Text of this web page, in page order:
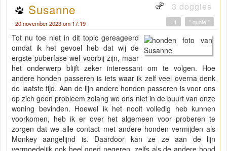
Susanne 3 doggies
20 november 2023 om 17:19 " quote "
+1
Tot nu toe niet in dit topic gereageerd
omdat ik het gevoel heb dat wij de
ergste puberfase wel voorbij zijn, maar
het onderwerp blijft zeker interessant om te volgen. Hoe
andere honden passeren is iets waar ik zelf veel overna denk
de laatste tijd. Aan de lijn andere honden passeren is voor ons
op zich geen probleem zolang we ons niet in de buurt van onze
woning bevinden. Hoewel ik het nooit volledig heb kunnen
voorkomen, heb ik er over het algemeen voor proberen te
zorgen dat we alle contact met andere honden vermijden als
Monkey aangelijnd is. Daardoor kan ze ze aan de lijn